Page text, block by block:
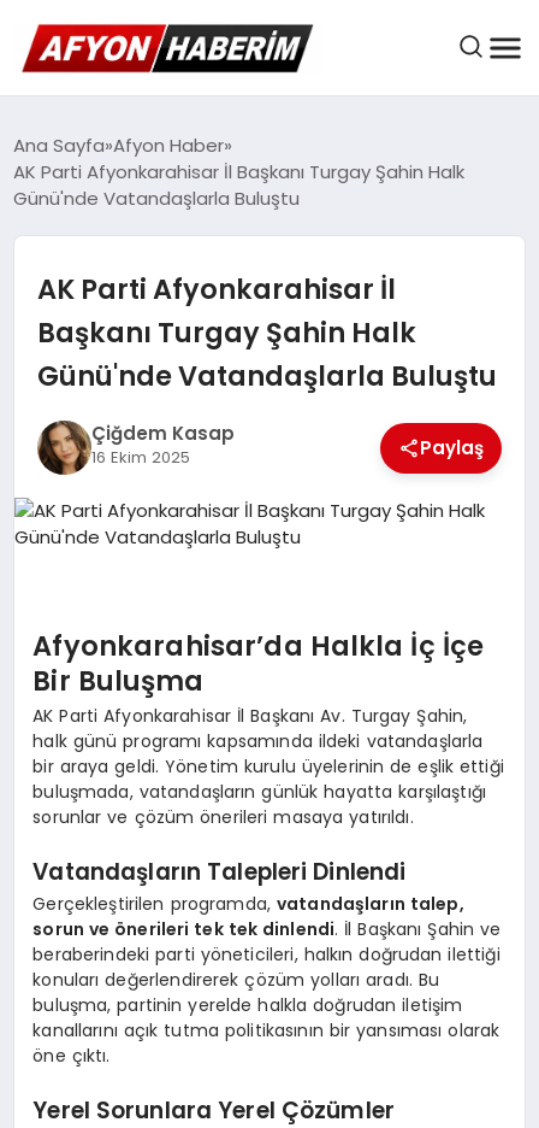
AFYON HABER
GÜNDEM
BELEDIYELER
DÜNYA
MAGAZIN
SAĞLIK
TEKNOLOJI
Ana Sayfa Afyon Haber
AK Parti Afyonkarahisar İl Başkanı Turgay Şahin Halk
Günü'nde Vatandaşlarla Buluştu
AK Parti Afyonkarahisar İl
Başkanı Turgay Şahin Halk
Günü'nde Vatandaşlarla Buluştu
Çiğdem Kasap
16 Ekim 2025 Paylaş
Afyonkarahisar’da Halkla İç İçe
Bir Buluşma
AK Parti Afyonkarahisar İl Başkanı Av. Turgay Şahin,
halk günü programı kapsamında ildeki vatandaşlarla
bir araya geldi. Yönetim kurulu üyelerinin de eşlik ettiği
buluşmada, vatandaşların günlük hayatta karşılaştığı
sorunlar ve çözüm önerileri masaya yatırıldı.
Vatandaşların Talepleri Dinlendi
Gerçekleştirilen programda, vatandaşların talep,
sorun ve önerileri tek tek dinlendi. İl Başkanı Şahin ve
beraberindeki parti yöneticileri, halkın doğrudan ilettiği
konuları değerlendirerek çözüm yolları aradı. Bu
buluşma, partinin yerelde halkla doğrudan iletişim
kanallarını açık tutma politikasının bir yansıması olarak
öne çıktı.
Yerel Sorunlara Yerel Çözümler